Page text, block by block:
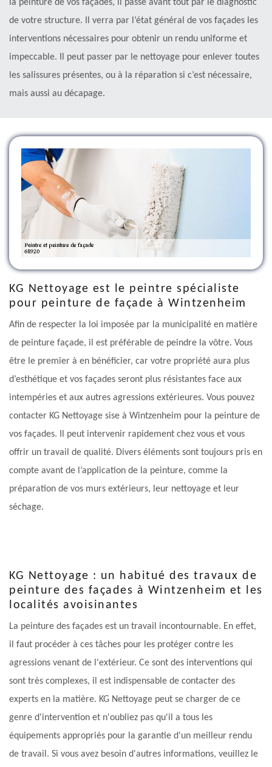
la peinture de vos façades, il passe avant tout par le diagnostic
de votre structure. Il verra par l’état général de vos façades les
interventions nécessaires pour obtenir un rendu uniforme et
impeccable. Il peut passer par le nettoyage pour enlever toutes
les salissures présentes, ou à la réparation si c’est nécessaire,
mais aussi au décapage.
KG Nettoyage est le peintre spécialiste
pour peinture de façade à Wintzenheim
Afin de respecter la loi imposée par la municipalité en matière
de peinture façade, il est préférable de peindre la vôtre. Vous
être le premier à en bénéficier, car votre propriété aura plus
d’esthétique et vos façades seront plus résistantes face aux
intempéries et aux autres agressions extérieures. Vous pouvez
contacter KG Nettoyage sise à Wintzenheim pour la peinture de
vos façades. Il peut intervenir rapidement chez vous et vous
offrir un travail de qualité. Divers éléments sont toujours pris en
compte avant de l’application de la peinture, comme la
préparation de vos murs extérieurs, leur nettoyage et leur
séchage.
KG Nettoyage : un habitué des travaux de
peinture des façades à Wintzenheim et les
localités avoisinantes
La peinture des façades est un travail incontournable. En effet,
il faut procéder à ces tâches pour les protéger contre les
agressions venant de l'extérieur. Ce sont des interventions qui
sont très complexes, il est indispensable de contacter des
experts en la matière. KG Nettoyage peut se charger de ce
genre d'intervention et n'oubliez pas qu'il a tous les
équipements appropriés pour la garantie d'un meilleur rendu
de travail. Si vous avez besoin d'autres informations, veuillez le